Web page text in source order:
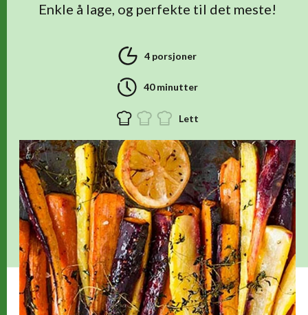
Enkle å lage, og perfekte til det meste!
4 porsjoner
40 minutter
Lett